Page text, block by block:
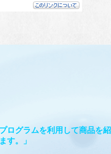
ログラムを利用して商品を紹
す。」